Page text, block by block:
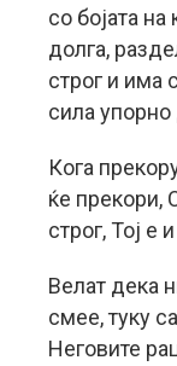
со бојата на
долга,
строг и има
сила упорно
Кога
ќе прекори,
строг, Тој е
Велат дека
смее, туку
Неговите